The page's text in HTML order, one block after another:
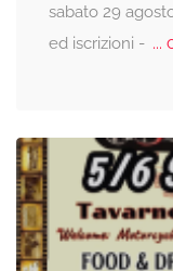
sabato 29
ed iscrizioni -...